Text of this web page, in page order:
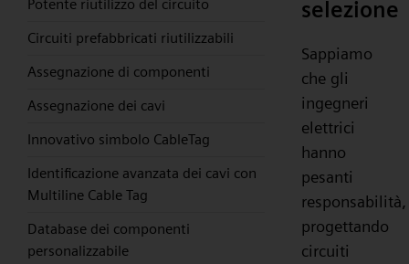
Potente riutilizzo del circuito
Circuiti prefabbricati riutilizzabili
Assegnazione di componenti
Assegnazione dei cavi
Innovativo simbolo CableTag
Identificazione avanzata dei cavi con
Multiline Cable Tag
Database dei componenti
personalizzabile
selezione
Sappiamo
che gli
ingegneri
elettrici
hanno
pesanti
responsabilità,
progettando
circuiti